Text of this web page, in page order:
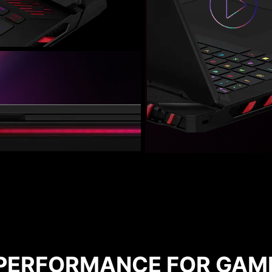
FOR